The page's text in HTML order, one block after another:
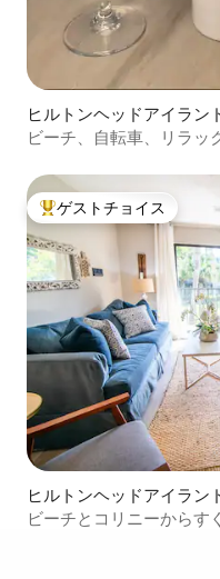
ヒルトンヘッドアイラン
ート
ビーチ、自転車、リラッ
大好評のゲストチョイス
ゲストチョイス
ヒルトンヘッドアイラン
パート
ビーチとコリニーからす